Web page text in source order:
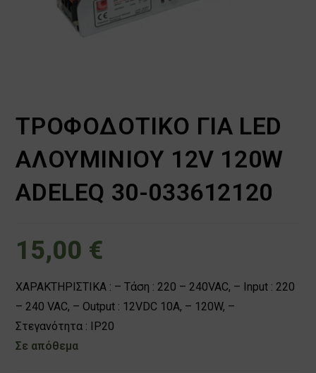
ΤΡΟΦΟΔΟΤΙΚO ΓΙΑ LED
ΑΛΟΥΜΙΝΙΟΥ 12V 120W
ADELEQ 30-033612120
15,00 €
ΧΑΡΑΚΤΗΡΙΣΤΙΚΑ : – Tάση : 220 – 240VAC, – Input : 220
– 240 VAC, – Output : 12VDC 10A, – 120W, –
Στεγανότητα : ΙP20
Σε απόθεμα